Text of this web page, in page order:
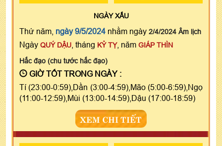
NGÀYXẤU
Thứ năm, ngày 9/5/2024 nhằm ngày 2/4/2024 Âm lịch
Ngày QUÝ DẬU , tháng KỶ TỴ, năm GIÁP THÌN
Hắc đạo (chu tước hắc đạo)
GIỜ TỐT TRONG NGÀY :
Tí (23:00-0:59),Dần (3:00-4:59),Mão (5:00-6:59),Ngọ
(11:00-12:59),Mùi (13:00-14:59),Dậu (17:00-18:59)
XEM CHI TIẾT